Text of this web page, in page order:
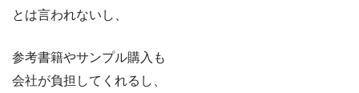
とは言われないし、
参考書籍やサンプル購入も
会社が負担してくれるし、